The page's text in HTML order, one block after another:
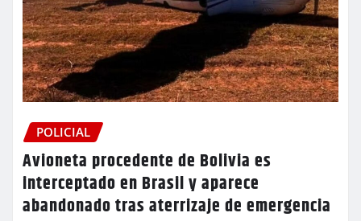
POLICIAL
Avioneta procedente de Bolivia es
interceptado en Brasil y aparece
abandonado tras aterrizaje de emergencia